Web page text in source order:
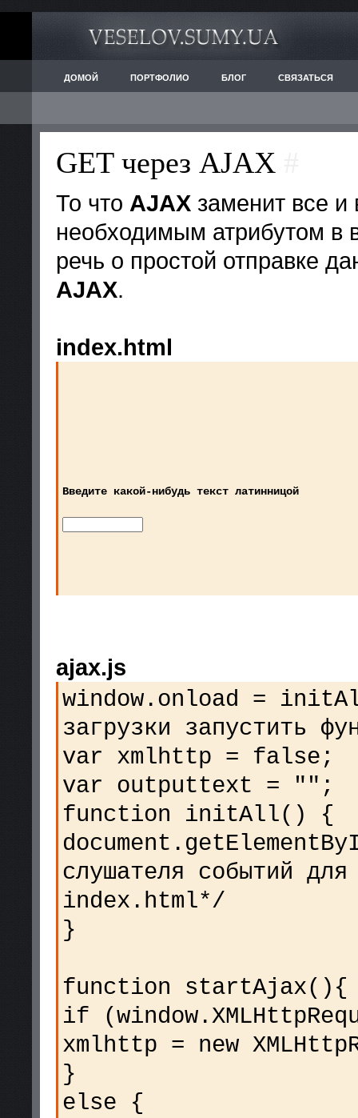
ДОМОЙ ПОРТФОЛИО БЛОГ СВЯЗАТЬСЯ
GET через AJAX
То что AJAX заменит все и
необходимым атрибутом в
речь о простой отправке
AJAX.
index.html
Введите какой-нибудь текст латинницой
ajax.js
window.onload =
загрузки запустить
var xmlhttp = false;
var outputtext = "";
function initAll() {
слушателя событий
index.html*/
}
function startAjax(){
if
xmlhttp = new
}
else {